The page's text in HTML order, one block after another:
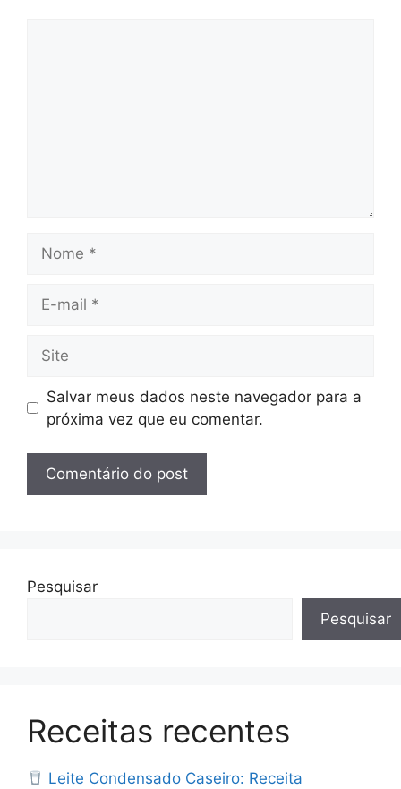
mail
Salvar meus dados neste navegador para a
próxima vez que eu comentar.
Pesquisar
Pesquisar
Receitas recentes
Leite Condensado Caseiro: Receita